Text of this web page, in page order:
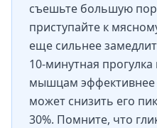
съешьте большую
приступайте к
еще сильнее
10-минутная
мышцам эффективнее
может снизить его
30%. Помните, что